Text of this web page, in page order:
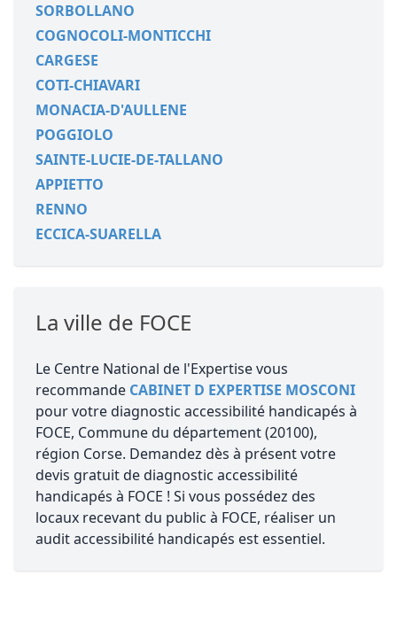
SORBOLLANO
COGNOCOLI-MONTICCHI
CARGESE
COTI-CHIAVARI
MONACIA-D'AULLENE
POGGIOLO
SAINTE-LUCIE-DE-TALLANO
APPIETTO
RENNO
ECCICA-SUARELLA
La ville de FOCE
Le Centre National de l'Expertise vous
recommande CABINET D EXPERTISE MOSCONI
pour votre diagnostic accessibilité handicapés à
FOCE, Commune du département (20100),
région Corse. Demandez dès à présent votre
devis gratuit de diagnostic accessibilité
handicapés à FOCE ! Si vous possédez des
locaux recevant du public à FOCE, réaliser un
audit accessibilité handicapés est essentiel.